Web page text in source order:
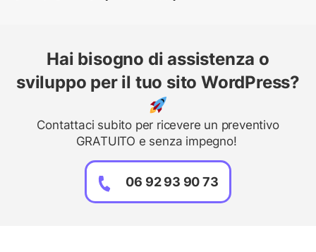
Hai bisogno di assistenza o
sviluppo per il tuo sito WordPress?
Contattaci subito per ricevere un preventivo
GRATUITO e senza impegno!
06 92 93 90 73